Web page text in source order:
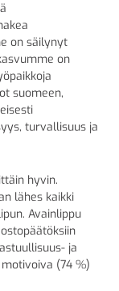
on säilynyt
on
suomeen,
turvallisuus ja
hyvin.
lähes kaikki
Avainlippu
ja
(74 %)